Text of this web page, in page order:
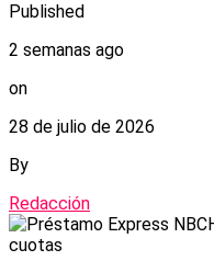
Published
2 semanas ago
on
28 de julio de 2026
By
Redacción